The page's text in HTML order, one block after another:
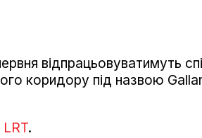
відпрацьовуватимуть
коридору під назвою
LRT.